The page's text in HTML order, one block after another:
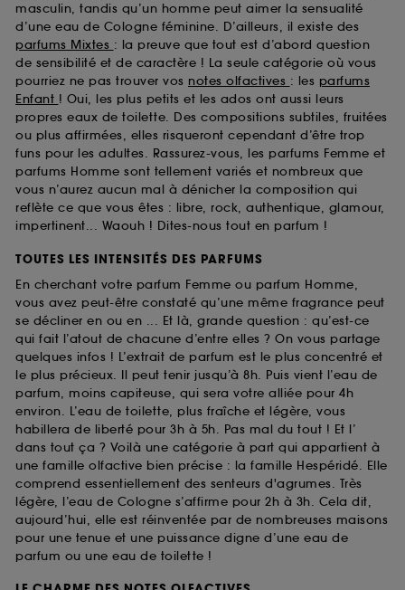
masculin, tandis qu’un homme peut aimer la sensualité
d’une eau de Cologne féminine. D’ailleurs, il existe des
parfums Mixtes : la preuve que tout est d’abord question
de sensibilité et de caractère ! La seule catégorie où vous
pourriez ne pas trouver vos notes olfactives : les parfums
Enfant ! Oui, les plus petits et les ados ont aussi leurs
propres eaux de toilette. Des compositions subtiles, fruitées
ou plus affirmées, elles risqueront cependant d’être trop
funs pour les adultes. Rassurez-vous, les parfums Femme et
parfums Homme sont tellement variés et nombreux que
vous n’aurez aucun mal à dénicher la composition qui
reflète ce que vous êtes : libre, rock, authentique, glamour,
impertinent... Waouh ! Dites-nous tout en parfum !
TOUTES LES INTENSITÉS DES PARFUMS
En cherchant votre parfum Femme ou parfum Homme,
vous avez peut-être constaté qu’une même fragrance peut
se décliner en ou en ... Et là, grande question : qu’est-ce
qui fait l’atout de chacune d’entre elles ? On vous partage
quelques infos ! L’extrait de parfum est le plus concentré et
le plus précieux. Il peut tenir jusqu’à 8h. Puis vient l’eau de
parfum, moins capiteuse, qui sera votre alliée pour 4h
environ. L’eau de toilette, plus fraîche et légère, vous
habillera de liberté pour 3h à 5h. Pas mal du tout ! Et l’
dans tout ça ? Voilà une catégorie à part qui appartient à
une famille olfactive bien précise : la famille Hespéridé. Elle
comprend essentiellement des senteurs d'agrumes. Très
légère, l’eau de Cologne s’affirme pour 2h à 3h. Cela dit,
aujourd’hui, elle est réinventée par de nombreuses maisons
pour une tenue et une puissance digne d’une eau de
parfum ou une eau de toilette !